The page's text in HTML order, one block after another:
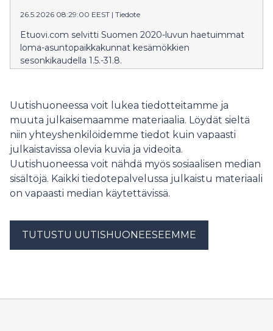
26.5.2026 08:29:00 EEST | Tiedote
Etuovi.com selvitti Suomen 2020-luvun haetuimmat
loma-asuntopaikkakunnat kesämökkien
sesonkikaudella 1.5.-31.8.
Uutishuoneessa voit lukea tiedotteitamme ja
muuta julkaisemaamme materiaalia. Löydät sieltä
niin yhteyshenkilöidemme tiedot kuin vapaasti
julkaistavissa olevia kuvia ja videoita.
Uutishuoneessa voit nähdä myös sosiaalisen median
sisältöjä. Kaikki tiedotepalvelussa julkaistu materiaali
on vapaasti median käytettävissä.
TUTUSTU UUTISHUONEESEEMME